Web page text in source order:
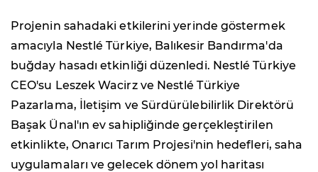
Projenin sahadaki etkilerini yerinde göstermek
amacıyla Nestlé Türkiye, Balıkesir Bandırma'da
buğday hasadı etkinliği düzenledi. Nestlé Türkiye
CEO'su Leszek Wacirz ve Nestlé Türkiye
Pazarlama, İletişim ve Sürdürülebilirlik Direktörü
Başak Ünal'ın ev sahipliğinde gerçekleştirilen
etkinlikte, Onarıcı Tarım Projesi'nin hedefleri, saha
uygulamaları ve gelecek dönem yol haritası